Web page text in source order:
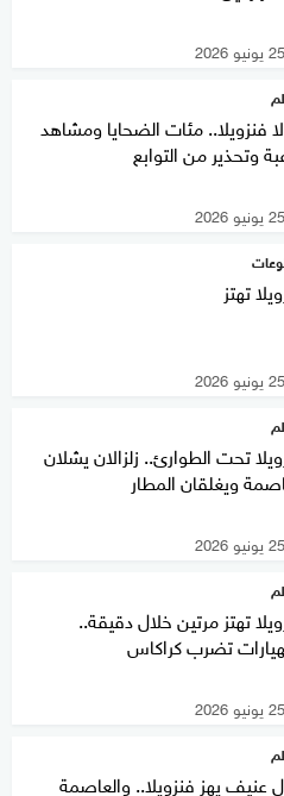
25 يونيو 2026
فنزويلا.. مئات الضحايا ومشاهد
وتحذير من التوابع
25 يونيو 2026
تهتز
25 يونيو 2026
تحت الطوارئ.. زلزالان يشلان
ويغلقان المطار
25 يونيو 2026
تهتز مرتين خلال دقيقة..
تضرب كراكاس
25 يونيو 2026
عنيف يهز فنزويلا.. والعاصمة